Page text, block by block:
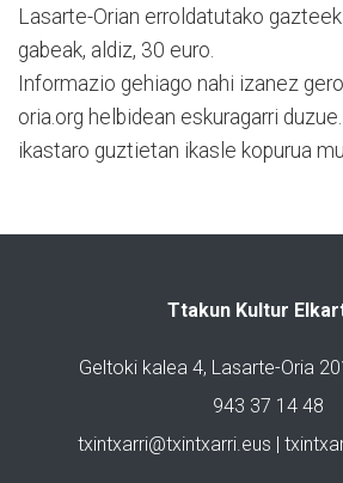
Lasarte-Orian erroldatutako
gabeak, aldiz, 30 euro.
Informazio gehiago nahi izanez
oria.org helbidean eskuragarri
ikastaro guztietan ikasle kopurua
Ttakun Kultur
Geltoki kalea 4, Lasarte-Oria
943 37 14 48
txintxarri@txintxarri.eus |